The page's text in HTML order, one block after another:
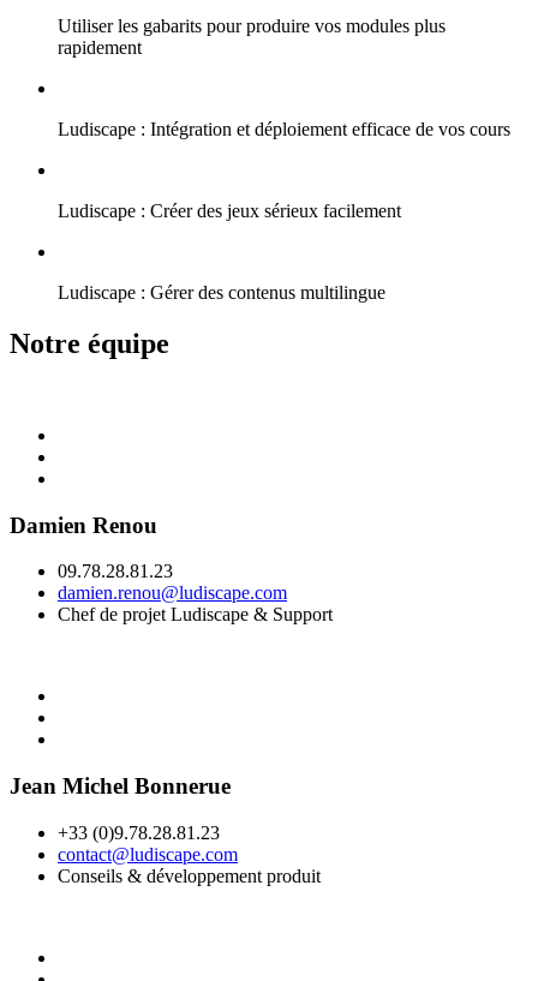
Utiliser les gabarits pour produire vos modules plus
rapidement
Ludiscape : Intégration et déploiement efficace de vos cours
Ludiscape : Créer des jeux sérieux facilement
Ludiscape : Gérer des contenus multilingue
Notre équipe
Damien Renou
09.78.28.81.23
damien.renou@ludiscape.com
Chef de projet Ludiscape & Support
Jean Michel Bonnerue
+33 (0)9.78.28.81.23
contact@ludiscape.com
Conseils & développement produit